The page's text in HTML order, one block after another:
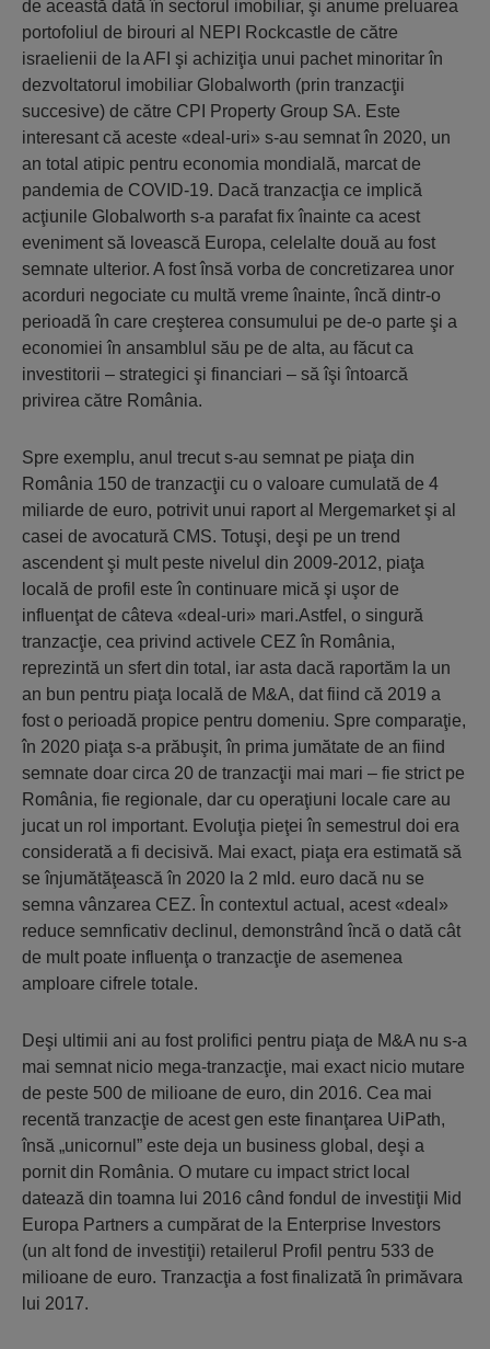
de această dată în sectorul imobiliar, şi anume preluarea
portofoliul de birouri al NEPI Rockcastle de către
israelienii de la AFI şi achiziţia unui pachet minoritar în
dezvoltatorul imobiliar Globalworth (prin tranzacţii
succesive) de către CPI Property Group SA. Este
interesant că aceste «deal-uri» s-au semnat în 2020, un
an total atipic pentru economia mondială, marcat de
pandemia de COVID-19. Dacă tranzacţia ce implică
acţiunile Globalworth s-a parafat fix înainte ca acest
eveniment să lovească Europa, celelalte două au fost
semnate ulterior. A fost însă vorba de concretizarea unor
acorduri negociate cu multă vreme înainte, încă dintr-o
perioadă în care creşterea consumului pe de-o parte şi a
economiei în ansamblul său pe de alta, au făcut ca
investitorii – strategici şi financiari – să îşi întoarcă
privirea către România.
Spre exemplu, anul trecut s-au semnat pe piaţa din
România 150 de tranzacţii cu o valoare cumulată de 4
miliarde de euro, potrivit unui raport al Mergemarket şi al
casei de avocatură CMS. Totuşi, deşi pe un trend
ascendent şi mult peste nivelul din 2009-2012, piaţa
locală de profil este în continuare mică şi uşor de
influenţat de câteva «deal-uri» mari.Astfel, o singură
tranzacţie, cea privind activele CEZ în România,
reprezintă un sfert din total, iar asta dacă raportăm la un
an bun pentru piaţa locală de M&A, dat fiind că 2019 a
fost o perioadă propice pentru domeniu. Spre comparaţie,
în 2020 piaţa s-a prăbuşit, în prima jumătate de an fiind
semnate doar circa 20 de tranzacţii mai mari – fie strict pe
România, fie regionale, dar cu operaţiuni locale care au
jucat un rol important. Evoluţia pieţei în semestrul doi era
considerată a fi decisivă. Mai exact, piaţa era estimată să
se înjumătăţească în 2020 la 2 mld. euro dacă nu se
semna vânzarea CEZ. În contextul actual, acest «deal»
reduce semnficativ declinul, demonstrând încă o dată cât
de mult poate influenţa o tranzacţie de asemenea
amploare cifrele totale.
Deşi ultimii ani au fost prolifici pentru piaţa de M&A nu s-a
mai semnat nicio mega-tranzacţie, mai exact nicio mutare
de peste 500 de milioane de euro, din 2016. Cea mai
recentă tranzacţie de acest gen este finanţarea UiPath,
însă „unicornul” este deja un business global, deşi a
pornit din România. O mutare cu impact strict local
datează din toamna lui 2016 când fondul de investiţii Mid
Europa Partners a cumpărat de la Enterprise Investors
(un alt fond de investiţii) retailerul Profil pentru 533 de
milioane de euro. Tranzacţia a fost finalizată în primăvara
lui 2017.